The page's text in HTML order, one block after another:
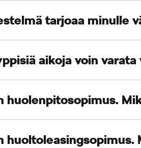
tarjoaa minulle
aikoja voin
huolenpitosopimus.